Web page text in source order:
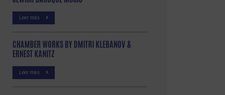
Leer más
CHAMBER WORKS BY DMITRI KLEBANOV &
ERNEST KANITZ
Leer más